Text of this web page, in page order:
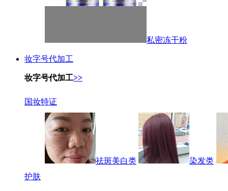
私密冻干粉
妆字号代加工
妆字号代加工>>
国妆特证
祛斑美白类
染发类
护肤